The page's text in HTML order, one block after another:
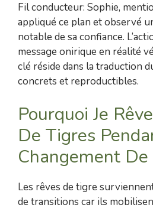
Fil conducteur: Sophie,
appliqué ce plan et observé
notable de sa confiance.
message onirique en réalité
clé réside dans la traduction
concrets et reproductibles.
Pourquoi Je
De Tigres
Changement De
Les rêves de tigre
de transitions car ils